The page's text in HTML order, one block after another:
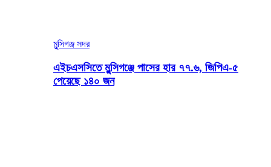
মুন্সিগঞ্জ সদর
এইচএসসিতে মুন্সিগঞ্জে পাসের হার ৭৭.৬, জিপিএ-৫
পেয়েছে ১৪০ জন